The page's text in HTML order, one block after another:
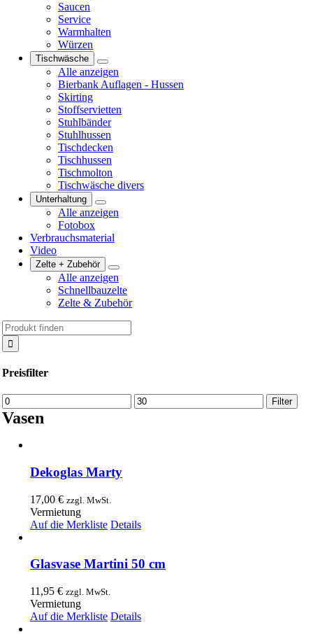
Saucen
Service
Warmhalten
Würzen
Tischwäsche
Alle anzeigen
Bierbank Auflagen - Hussen
Skirting
Stoffservietten
Stuhlbänder
Stuhlhussen
Tischdecken
Tischhussen
Tischmolton
Tischwäsche divers
Unterhaltung
Alle anzeigen
Fotobox
Verbrauchsmaterial
Video
Zelte + Zubehör
Alle anzeigen
Schnellbauzelte
Zelte & Zubehör
Suche
nach:
Preisfilter
Min.
Preis
Max.
Preis
Filter
Vasen
Dekoglas Marty
17,00 € zzgl. MwSt.
Vermietung
Auf die Merkliste Details
Glasvase Martini 50 cm
11,95 € zzgl. MwSt.
Vermietung
Auf die Merkliste Details